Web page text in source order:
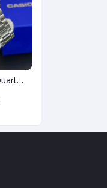
Montre Casio à Quartz digital